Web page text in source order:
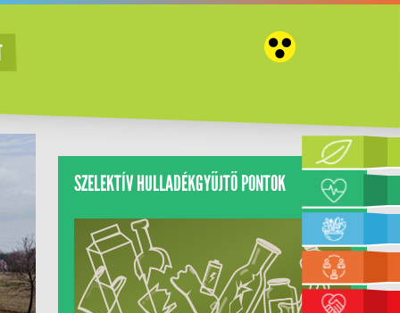
SZELEKTÍV HULLADÉKGYŰJTŐ PONTOK